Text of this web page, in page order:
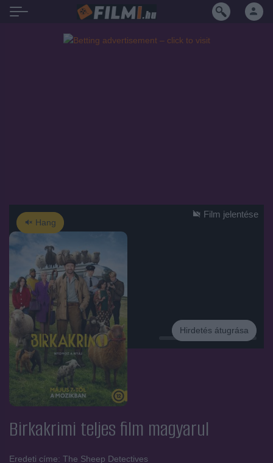
Hang
Hirdetés
Hirdetés átugrása
Film jelentése
Birkakrimi teljes film magyarul
Eredeti címe: The Sheep Detectives